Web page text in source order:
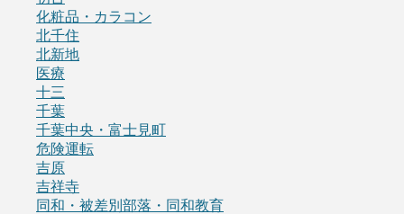
化粧品・カラコン
北千住
北新地
医療
十三
千葉
千葉中央・富士見町
危険運転
吉原
吉祥寺
同和・被差別部落・同和教育